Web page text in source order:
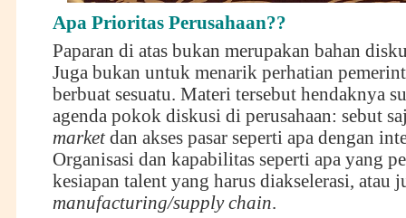
Apa Prioritas Perusahaan??
Paparan di atas bukan merupakan bahan
Juga bukan untuk menarik perhatian
berbuat sesuatu. Materi tersebut hendaknya
agenda pokok diskusi di perusahaan: sebut
marketdan akses pasar seperti apa dengan
Organisasi dan kapabilitas seperti apa yang
kesiapan talent yang harus diakselerasi, atau
manufacturing/supply chain.